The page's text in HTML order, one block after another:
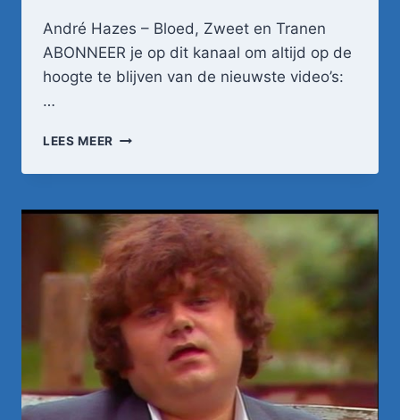
André Hazes – Bloed, Zweet en Tranen
ABONNEER je op dit kanaal om altijd op de
hoogte te blijven van de nieuwste video’s:
…
LEES MEER ANDRÉ
–
ZWEET
EN
TRANEN